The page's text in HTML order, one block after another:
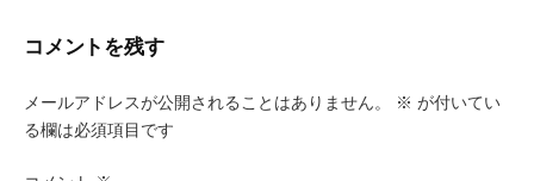
シ
コメントを残す
メールアドレスが公開されることはありません。 ※ が付いてい
る欄は必須項目です